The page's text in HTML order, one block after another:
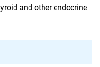
and other endocrine